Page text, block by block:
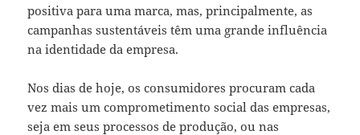
positiva para uma marca, mas, principalmente, as
campanhas sustentáveis têm uma grande influência
na identidade da empresa.
Nos dias de hoje, os consumidores procuram cada
vez mais um comprometimento social das empresas,
seja em seus processos de produção, ou nas